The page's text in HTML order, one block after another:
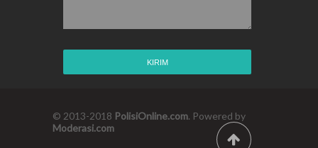
© 2013-2018 PolisiOnline.com. Powered by
Moderasi.com